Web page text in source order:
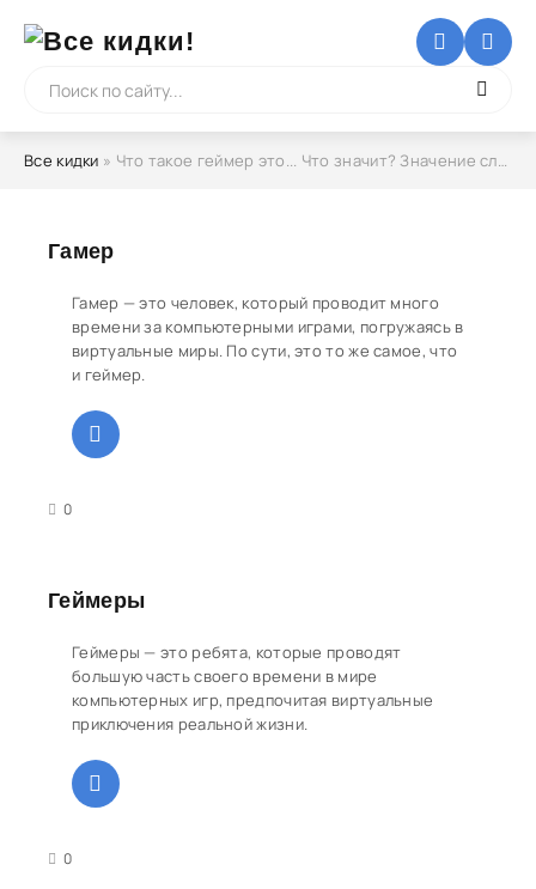
Все кидки » Что такое геймер это... Что значит? Значение слова
Гамер
Гамер — это человек, который проводит много
времени за компьютерными играми, погружаясь в
виртуальные миры. По сути, это то же самое, что
и геймер.
0
Геймеры
Геймеры — это ребята, которые проводят
большую часть своего времени в мире
компьютерных игр, предпочитая виртуальные
приключения реальной жизни.
0